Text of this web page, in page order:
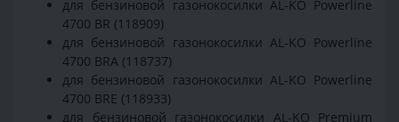
для бензиновой газонокосилки AL-KO Powerline
4700 BR (118909)
для бензиновой газонокосилки AL-KO Powerline
4700 BRA (118737)
для бензиновой газонокосилки AL-KO Powerline
4700 BRE (118933)
для бензиновой газонокосилки AL-KO Premium